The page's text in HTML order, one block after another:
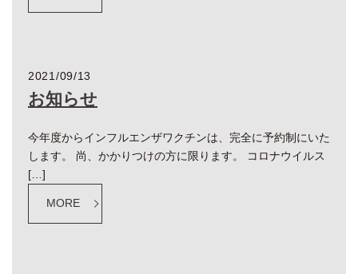
2021/09/13
お知らせ
今年度からインフルエンザワクチンは、完全に予約制にいた
します。 尚、かかりつけの方に限ります。 コロナウイルス
[…]
MORE